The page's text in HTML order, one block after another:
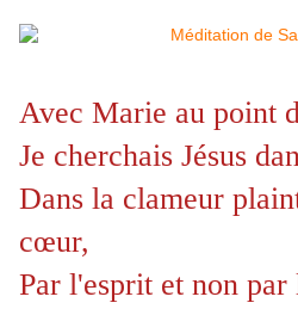
Avec Marie au point
Je cherchais Jésus
Dans la clameur
cœur,
Par l'esprit et non par